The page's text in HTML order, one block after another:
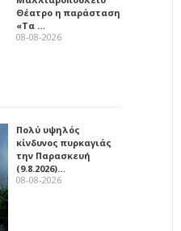
Θέατρο η παράσταση
«Τα …
08-08-2026
Πολύ υψηλός
κίνδυνος πυρκαγιάς
την Παρασκευή
(9.8.2026)…
08-08-2026